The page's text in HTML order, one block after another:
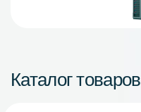
Каталог товаров